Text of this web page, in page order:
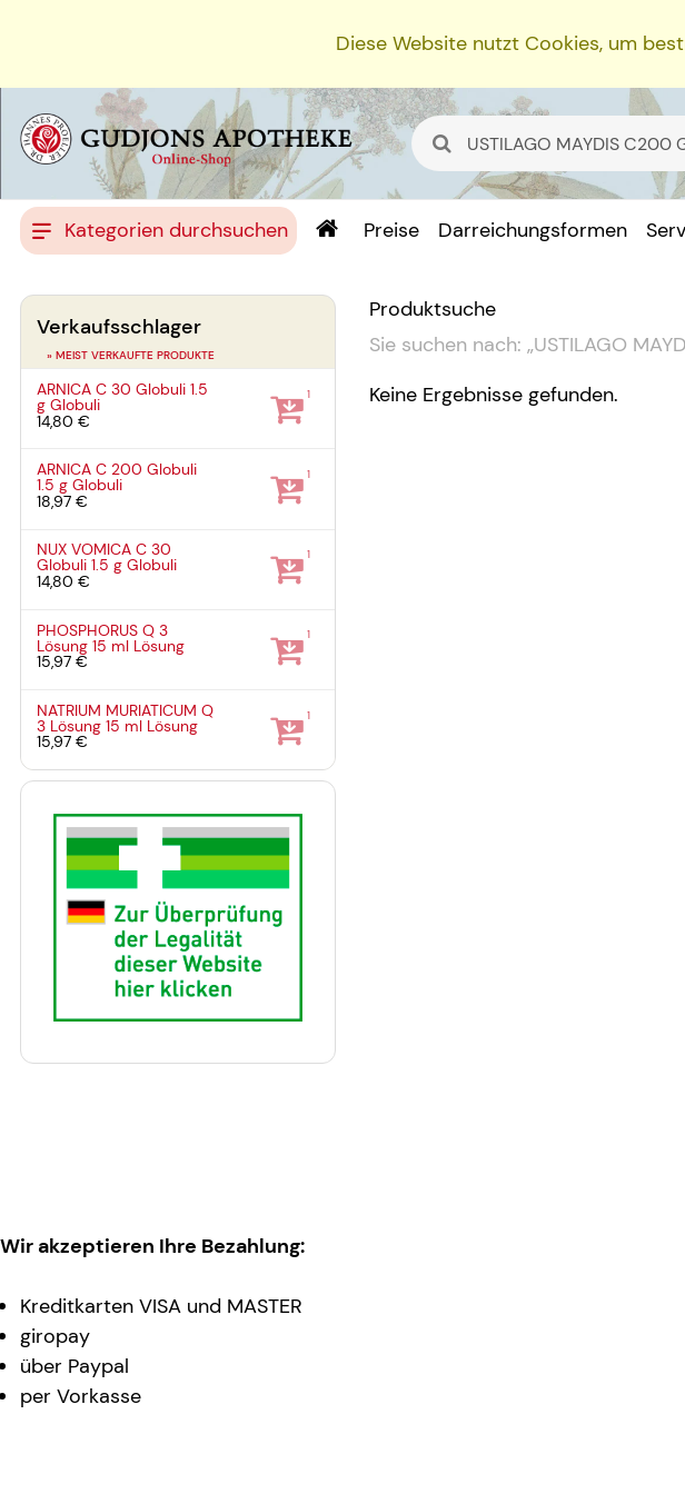
Diese Website nutzt Cookies, um
Kategorien durchsuchen Preise Darreichungsformen
Produktsuche
Sie suchen nach: „USTILAGO
Keine Ergebnisse gefunden.
Verkaufsschlager
» MEIST VERKAUFTE PRODUKTE
ARNICA C 30 Globuli1.5
gGlobuli
14,80 €
1
ARNICA C 200 Globuli
1.5 gGlobuli
18,97 €
1
NUX VOMICA C 30
Globuli1.5 gGlobuli
14,80 €
1
PHOSPHORUS Q 3
Lösung15 ml Lösung
15,97 €
1
NATRIUM MURIATICUM Q
3 Lösung15 ml Lösung
15,97 €
1
Wir akzeptieren Ihre Bezahlung:
Kreditkarten VISA und MASTER
giropay
über Paypal
per Vorkasse